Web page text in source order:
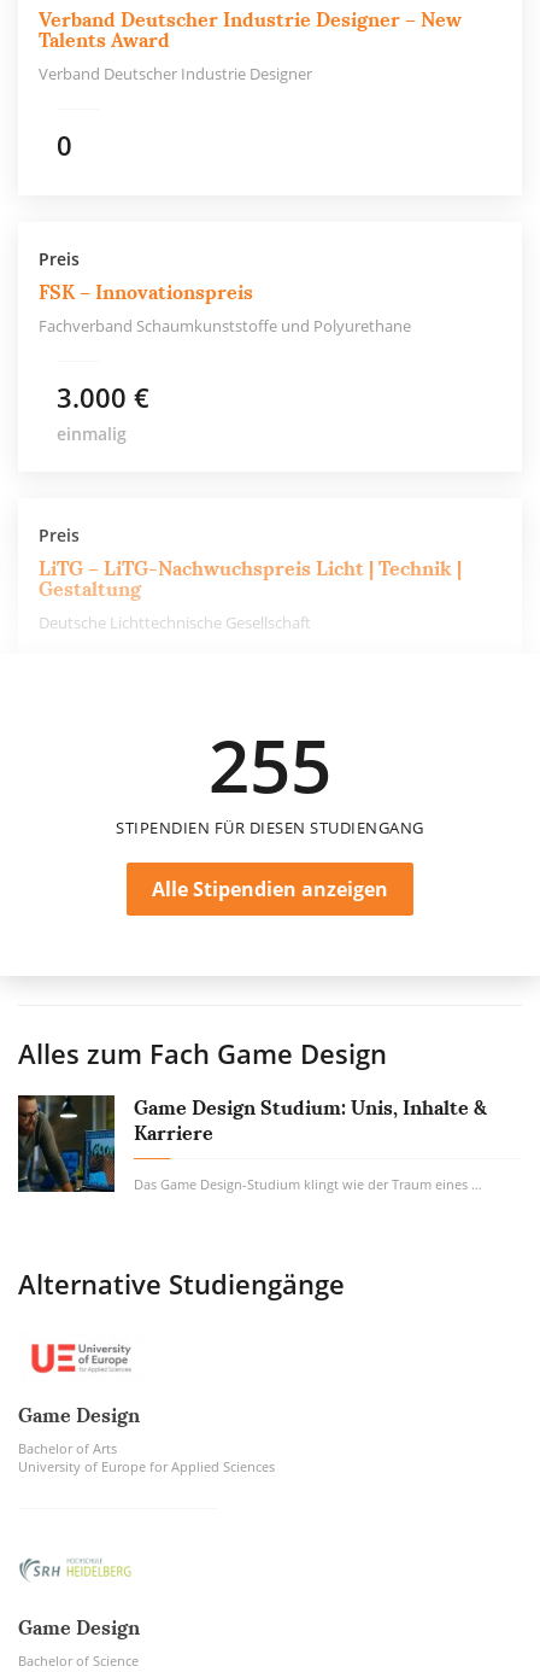
Verband Deutscher Industrie Designer – New
Talents Award
Verband Deutscher Industrie Designer
0
Preis
FSK – Innovationspreis
Fachverband Schaumkunststoffe und Polyurethane
3.000 €
einmalig
Preis
LiTG – LiTG-Nachwuchspreis Licht | Technik |
Gestaltung
Deutsche Lichttechnische Gesellschaft
255
STIPENDIEN FÜR DIESEN STUDIENGANG
Alle Stipendien anzeigen
Alles zum Fach Game Design
Game Design Studium: Unis, Inhalte &
Karriere
Das Game Design-Studium klingt wie der Traum eines jeden Gamers. Tatsächlich werden zwar...
Alternative Studiengänge
Game Design
Bachelor of Arts
University of Europe for Applied Sciences
Game Design
Bachelor of Science